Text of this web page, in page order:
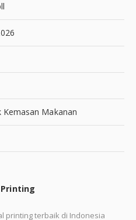
Makanan
printing terbaik di Indonesia